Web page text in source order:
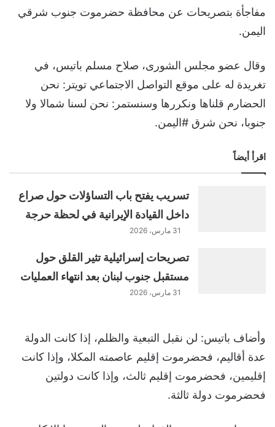
مفاجأة بتصريحات عن محافظة حضرموت جنوب شرقي
اليمن.
وقال عضو مجلس الشورى، صلاح مسلم باتيس، في
تغريدة له على موقع التواصل الاجتماعي تويتر: نحن
الحضارم قلناها ونكررها وسنستمر: نحن لسنا شمالا ولا
جنوبا، نحن شرق #اليمن.
اقرأ أيضاً
تسريب يفتح باب التساؤلات حول صراع
داخل القيادة الإيرانية في لحظة حرجة
31 مارس، 2026
تصريحات إسرائيلية تثير القلق حول
مستقبل جنوب لبنان بعد انتهاء العمليات
31 مارس، 2026
وأضاف باتيس: لن نقبل التبعية والظلم، إذا كانت الدولة
عدة أقاليم، فحضرموت إقليم عاصمته المكلا، وإذا كانت
إقليمين، فحضرموت إقليم ثالث، وإذا كانت دولتين
فحضرموت دولة ثالثة.